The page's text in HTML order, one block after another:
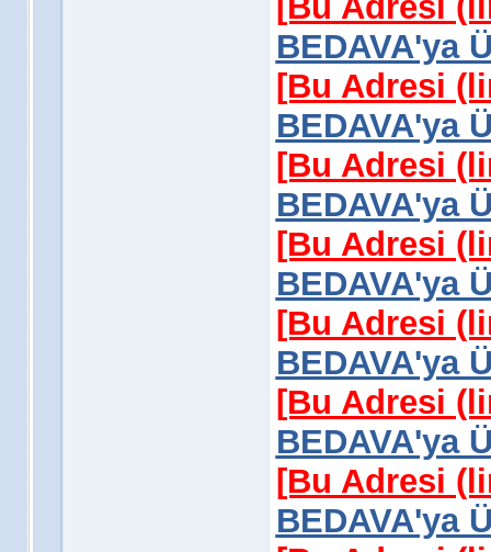
BEDAVA'ya
[Bu Adresi
BEDAVA'ya
[Bu Adresi
BEDAVA'ya
[Bu Adresi
BEDAVA'ya
[Bu Adresi
BEDAVA'ya
[Bu Adresi
BEDAVA'ya
[Bu Adresi
BEDAVA'ya